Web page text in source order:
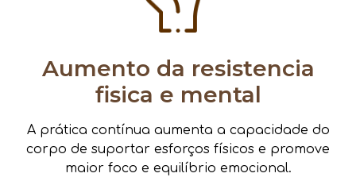
Aumento da resistencia
fisica e mental
A prática contínua aumenta a capacidade do
corpo de suportar esforços físicos e promove
maior foco e equilíbrio emocional.